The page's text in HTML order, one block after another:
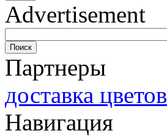
Advertisement
Партнеры
доставка цветов
Навигация